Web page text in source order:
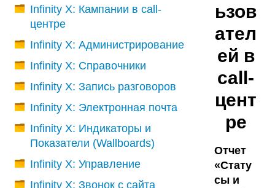
Infinity X: Кампании в call-
центре
Infinity X: Администрирование
Infinity X: Справочники
Infinity X: Запись разговоров
Infinity X: Электронная почта
Infinity X: Индикаторы и
Показатели (Wallboards)
Infinity X: Управление
Infinity X: Звонок с сайта
ьзов
ател
ей в
call-
цент
ре
Отчет
«Стату
сы и